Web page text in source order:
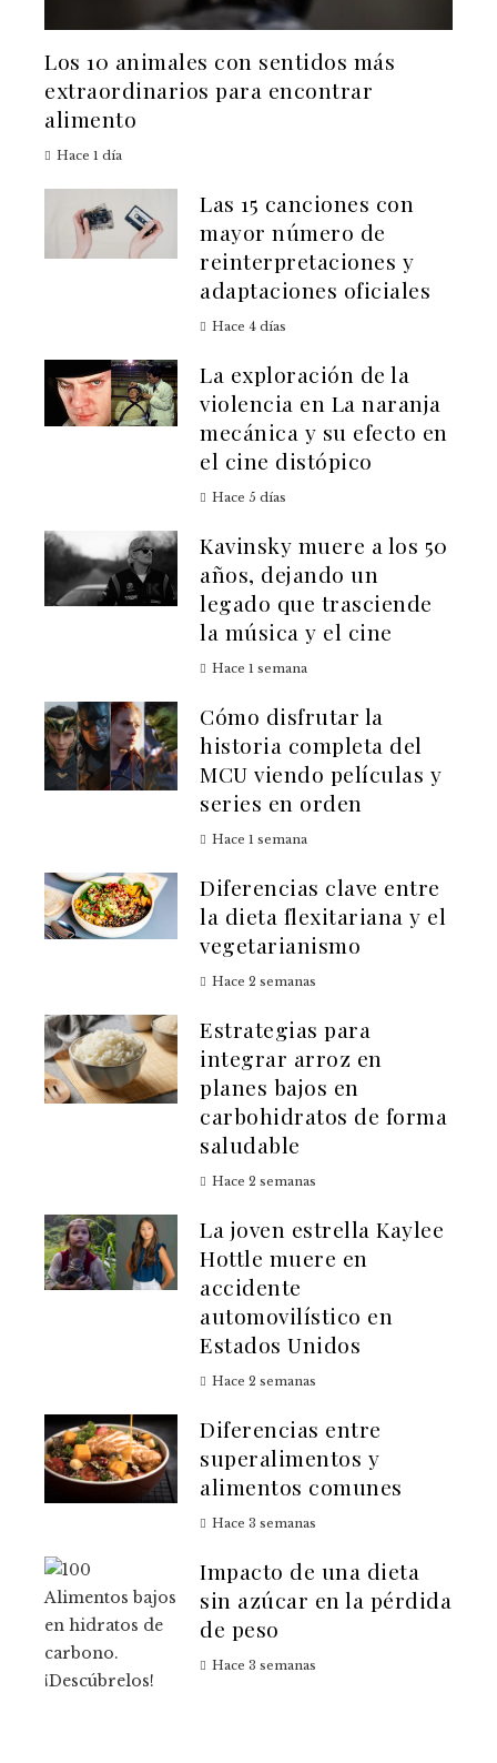
Los 10 animales con sentidos más
extraordinarios para encontrar
alimento
Hace 1 día
Las 15 canciones con
mayor número de
reinterpretaciones y
adaptaciones oficiales
Hace 4 días
La exploración de la
violencia en La naranja
mecánica y su efecto en
el cine distópico
Hace 5 días
Kavinsky muere a los 50
años, dejando un
legado que trasciende
la música y el cine
Hace 1 semana
Cómo disfrutar la
historia completa del
MCU viendo películas y
series en orden
Hace 1 semana
Diferencias clave entre
la dieta flexitariana y el
vegetarianismo
Hace 2 semanas
Estrategias para
integrar arroz en
planes bajos en
carbohidratos de forma
saludable
Hace 2 semanas
La joven estrella Kaylee
Hottle muere en
accidente
automovilístico en
Estados Unidos
Hace 2 semanas
Diferencias entre
superalimentos y
alimentos comunes
Hace 3 semanas
Impacto de una dieta
sin azúcar en la pérdida
de peso
Hace 3 semanas